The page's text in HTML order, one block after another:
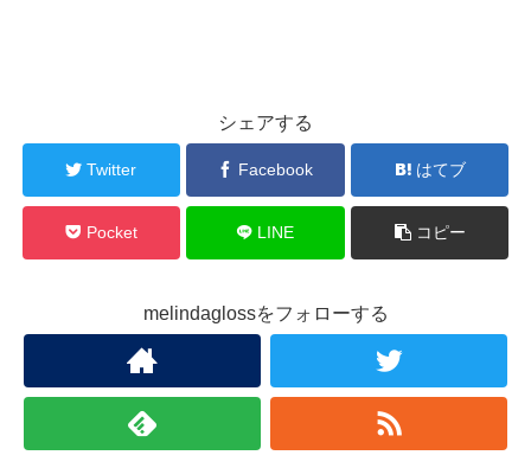
シェアする
Twitter Facebook はてブ
Pocket LINE コピー
melindaglossをフォローする